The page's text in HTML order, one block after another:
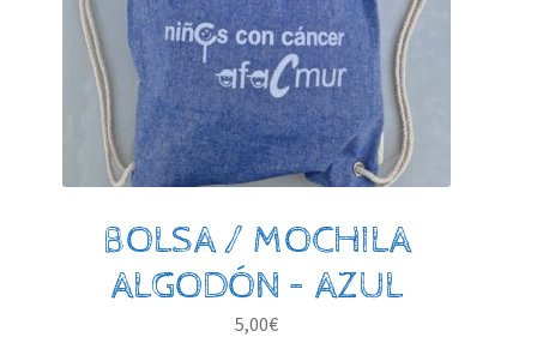
BOLSA / MOCHILA
ALGODÓN – AZUL
5,00€